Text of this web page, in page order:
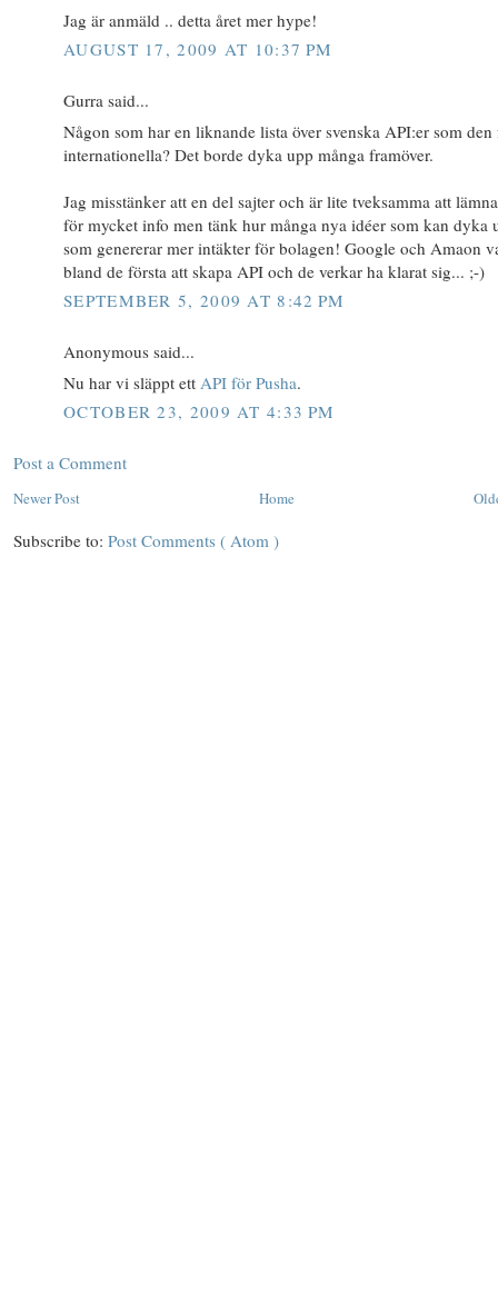
Jag är anmäld .. detta året mer hype!
AUGUST 17, 2009 AT 10:37 PM
Gurra said...
Någon som har en liknande lista över svenska API:er som
internationella? Det borde dyka upp många framöver.
Jag misstänker att en del sajter och är lite tveksamma att
för mycket info men tänk hur många nya idéer som kan dyka
som genererar mer intäkter för bolagen! Google och Amaon
bland de första att skapa API och de verkar ha klarat sig... ;-)
SEPTEMBER 5, 2009 AT 8:42 PM
Anonymous said...
Nu har vi släppt ett API för Pusha.
OCTOBER 23, 2009 AT 4:33 PM
Post a Comment
Newer Post Home
Subscribe to: Post Comments ( Atom )